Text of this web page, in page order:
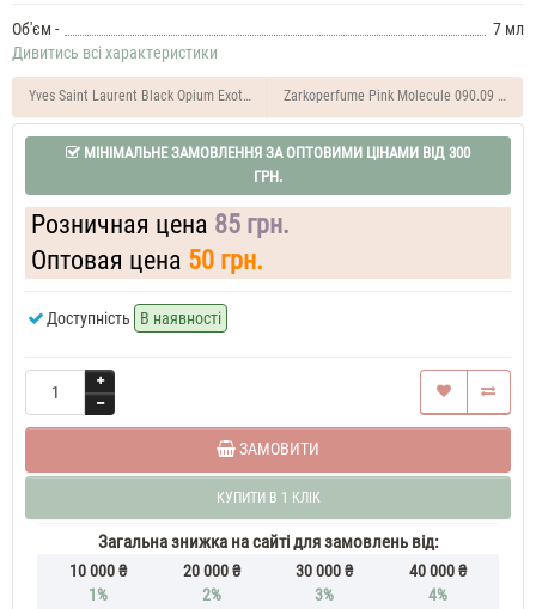
Frosted
Cream
35
Духи
Zara
Cream
ML
Духи
Frosted
50
Духи
Frosted
60
Zara
Об'єм -
7 мл
Дивитись всі характеристики
Yves Saint Laurent Black Opium Exotic Illusion Духи жіночі масляні 7 ML
Zarkoperfume Pink Molecule 090.09 Духи
МІНІМАЛЬНЕ ЗАМОВЛЕННЯ ЗА ОПТОВИМИ ЦІНАМИ ВІД 300
ГРН.
Розничная цена 85 грн.
Оптовая цена 50 грн.
Доступність В наявності
ЗАМОВИТИ
КУПИТИ В 1 КЛІК
Загальна знижка на сайті для замовлень від:
10 000 ₴
1%
20 000 ₴
2%
30 000 ₴
3%
40 000 ₴
4%